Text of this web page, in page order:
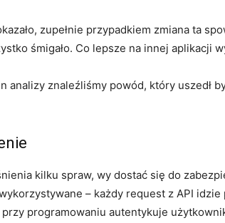
zupełnie przypadkiem zmiana ta
śmigało. Co lepsze na innej aplikacji
analizy znaleźliśmy powód, który uszedł
kilku spraw, wy dostać się do
– każdy request z API
programowaniu autentykuje